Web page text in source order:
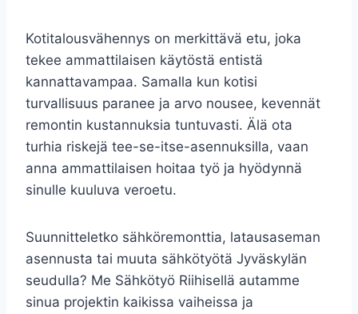
Kotitalousvähennys on merkittävä etu, joka
tekee ammattilaisen käytöstä entistä
kannattavampaa. Samalla kun kotisi
turvallisuus paranee ja arvo nousee, kevennät
remontin kustannuksia tuntuvasti. Älä ota
turhia riskejä tee-se-itse-asennuksilla, vaan
anna ammattilaisen hoitaa työ ja hyödynnä
sinulle kuuluva veroetu.
Suunnitteletko sähköremonttia, latausaseman
asennusta tai muuta sähkötyötä Jyväskylän
seudulla? Me Sähkötyö Riihisellä autamme
sinua projektin kaikissa vaiheissa ja